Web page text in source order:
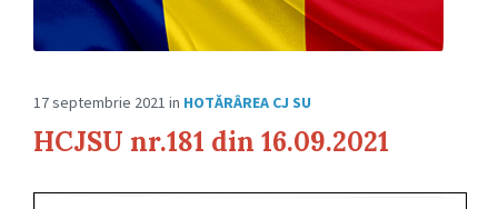
17 septembrie 2021 in HOTĂRÂREA CJ SU
HCJSU nr.181 din 16.09.2021